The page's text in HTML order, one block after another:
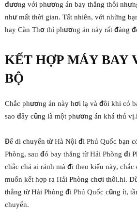
đương với phương án bay thẳng thôi
như mất thời gian. Tất nhiên, với những
hay Cần Thơ thì phương án này rất đáng
KẾT HỢP MÁY BAY
BỘ
Chắc phương án này hơi lạ và đôi khi có
sao đây cũng là một phương án khá thú
Để di chuyển từ Hà Nội đi Phú Quốc bạn
Phòng, sau đó bay thẳng từ Hải Phòng đi
chắc chả ai rảnh mà đi theo kiểu này,
muốn kết hợp ra Hải Phòng chơi thôi.hi.
thẳng từ Hải Phòng đi Phú Quốc cũng ít,
chuyến.